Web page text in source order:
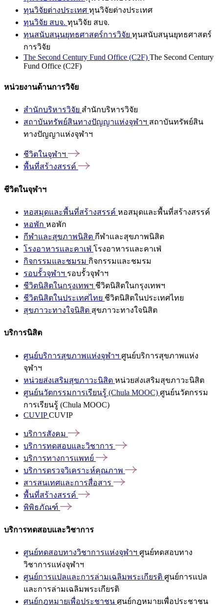
ทุนวิจัยต่างประเทศ ทุนวิจัยต่างประเทศ
ทุนวิจัย สบจ. ทุนวิจัย สบจ.
ทุนสนับสนุนยุทธศาสตร์การวิจัย ทุนสนับสนุนยุทธศาสตร์
การวิจัย
The Second Century Fund Office (C2F) The Second Century
Fund Office (C2F)
หน่วยงานด้านการวิจัย
สำนักบริหารวิจัย สำนักบริหารวิจัย
สถาบันทรัพย์สินทางปัญญาแห่งจุฬาฯ สถาบันทรัพย์สิน
ทางปัญญาแห่งจุฬาฯ
ชีวิตในจุฬาฯ
พื้นที่สร้างสรรค์
ชีวิตในจุฬาฯ
หอสมุดและพื้นที่สร้างสรรค์ หอสมุดและพื้นที่สร้างสรรค์
หอพัก หอพัก
กีฬาและสุขภาพนิสิต กีฬาและสุขภาพนิสิต
โรงอาหารและคาเฟ่ โรงอาหารและคาเฟ่
กิจกรรมและชมรม กิจกรรมและชมรม
รอบรั้วจุฬาฯ รอบรั้วจุฬาฯ
ชีวิตนิสิตในกรุงเทพฯ ชีวิตนิสิตในกรุงเทพฯ
ชีวิตนิสิตในประเทศไทย ชีวิตนิสิตในประเทศไทย
สุขภาวะทางใจนิสิต สุขภาวะทางใจนิสิต
บริการนิสิต
ศูนย์บริการสุขภาพแห่งจุฬาฯ ศูนย์บริการสุขภาพแห่ง
จุฬาฯ
หน่วยส่งเสริมสุขภาวะนิสิต หน่วยส่งเสริมสุขภาวะนิสิต
ศูนย์นวัตกรรมการเรียนรู้ (Chula MOOC) ศูนย์นวัตกรรม
การเรียนรู้ (Chula MOOC)
CUVIPCUVIP
บริการสังคม
บริการทดสอบและวิชาการ
บริการทางการแพทย์
บริการตรวจวิเคราะห์คุณภาพ
สารสนเทศและการสื่อสาร
พื้นที่สร้างสรรค์
พิพิธภัณฑ์
บริการทดสอบและวิชาการ
ศูนย์ทดสอบทางวิชาการแห่งจุฬาฯ ศูนย์ทดสอบทาง
วิชาการแห่งจุฬาฯ
ศูนย์การแปลและการล่ามเฉลิมพระเกียรติ ศูนย์การแปล
และการล่ามเฉลิมพระเกียรติ
ศูนย์กฎหมายเพื่อประชาชน ศูนย์กฎหมายเพื่อประชาชน